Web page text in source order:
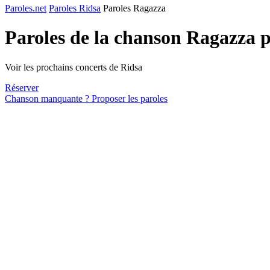
Paroles.net Paroles Ridsa Paroles Ragazza
Paroles de la chanson Ragazza
Voir les prochains concerts de Ridsa
Réserver
Chanson manquante ? Proposer les paroles